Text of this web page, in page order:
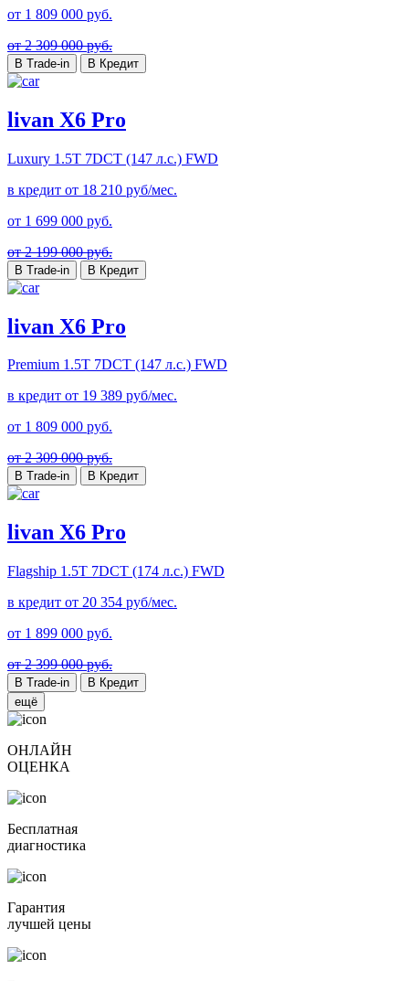
от 1 809 000 руб.
от 2 309 000 руб.
В Trade-in В Кредит
livan X6 Pro
Luxury 1.5T 7DCT (147 л.с.) FWD
в кредит от 18 210 руб/мес.
от 1 699 000 руб.
от 2 199 000 руб.
В Trade-in В Кредит
livan X6 Pro
Premium 1.5T 7DCT (147 л.с.) FWD
в кредит от 19 389 руб/мес.
от 1 809 000 руб.
от 2 309 000 руб.
В Trade-in В Кредит
livan X6 Pro
Flagship 1.5T 7DCT (174 л.с.) FWD
в кредит от 20 354 руб/мес.
от 1 899 000 руб.
от 2 399 000 руб.
В Trade-in
В Кредит
ещё
ОНЛАЙН
ОЦЕНКА
Бесплатная
диагностика
Гарантия
лучшей цены